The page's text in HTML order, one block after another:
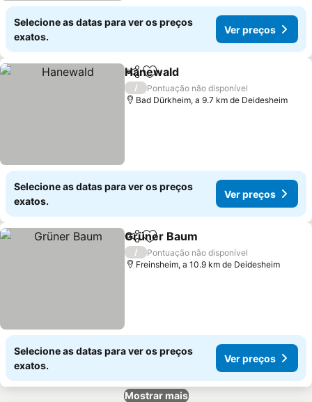
Selecione as datas para ver os preços
exatos.
Ver preços
PartilharAdicionar aos favoritos
Hanewald
/
Pontuação não disponível
Bad Dürkheim, a 9.7 km de Deidesheim
Selecione as datas para ver os preços
exatos.
Ver preços
PartilharAdicionar aos favoritos
Grüner Baum
/
Pontuação não disponível
Freinsheim, a 10.9 km de Deidesheim
Selecione as datas para ver os preços
exatos.
Ver preços
Mostrar mais